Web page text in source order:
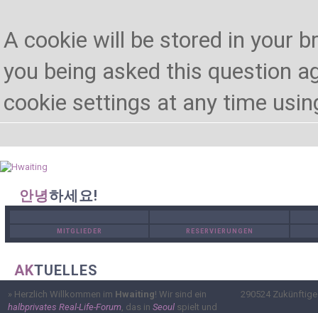
A cookie will be stored in your
you being asked this question
cookie settings at any time
안녕하세요!
MITGLIEDER RESERVIERUNGEN
AKTUELLES
» Herzlich Willkommen im Hwaiting! Wir sind ein
halbprivates Real-Life-Forum, das in Seoul spielt und
290524